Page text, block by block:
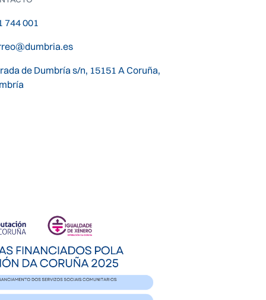
744 001
de Dumbría s/n, 15151 A Coruña,